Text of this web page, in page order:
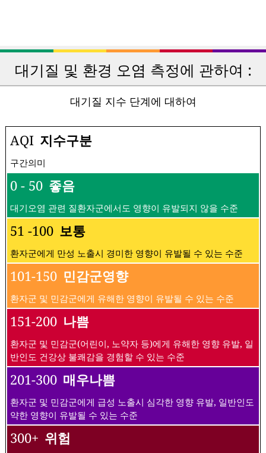
대기질 및 환경 오염 측정에 관하여 :
대기질 지수 단계에 대하여
AQI 지수구분
구간의미
0 - 50 좋음
대기오염 관련 질환자군에서도 영향이 유발되지 않을 수준
51 -100 보통
환자군에게 만성 노출시 경미한 영향이 유발될 수 있는 수준
101-150 민감군영향
환자군 및 민감군에게 유해한 영향이 유발될 수 있는 수준
151-200 나쁨
환자군 및 민감군(어린이, 노약자 등)에게 유해한 영향 유발, 일
반인도 건강상 불쾌감을 경험할 수 있는 수준
201-300 매우나쁨
환자군 및 민감군에게 급성 노출시 심각한 영향 유발, 일반인도
약한 영향이 유발될 수 있는 수준
300+ 위험